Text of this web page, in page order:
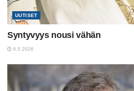
UUTISET
Syntyvyys nousi vähän
6.5.2026